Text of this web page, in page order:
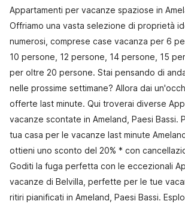
Appartamenti per vacanze spaziose in
Offriamo una vasta selezione di proprietà
numerosi, comprese case vacanza per 6
10 persone, 12 persone, 14 persone, 15
per oltre 20 persone. Stai pensando di
nelle prossime settimane? Allora dai
offerte last minute. Qui troverai diverse
vacanze scontate in Ameland, Paesi Bassi.
tua casa per le vacanze last minute
ottieni uno sconto del 20% * con
Goditi la fuga perfetta con le eccezionali
vacanze di Belvilla, perfette per le tue
ritiri pianificati in Ameland, Paesi Bassi.